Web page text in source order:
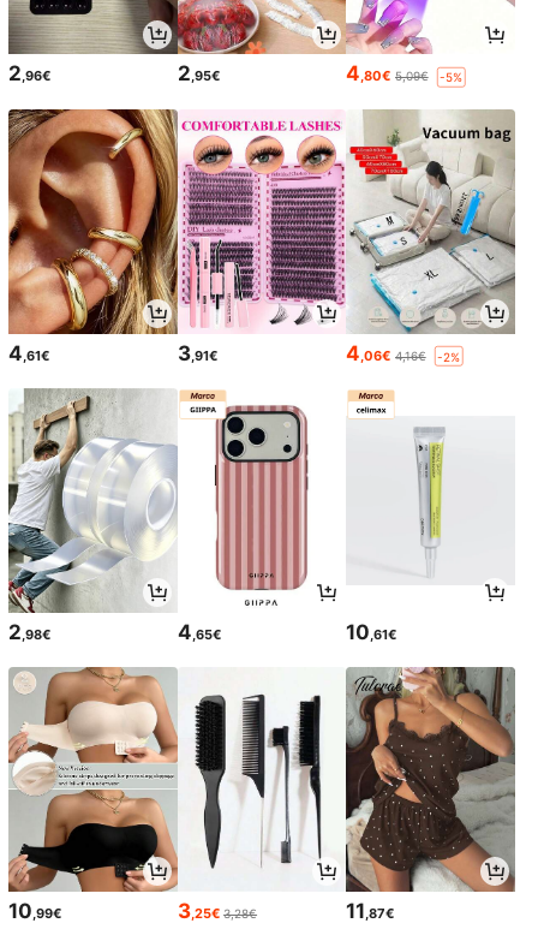
2,96€ 2,95€ 4,80€ 5,09€ -5%
4 ,61€ 3,91€ 4 ,06€ 4,16€ -2%
2,98€ 4,65€ 10,61€
10,99€ 3,25€ 3,28€ 11,87€